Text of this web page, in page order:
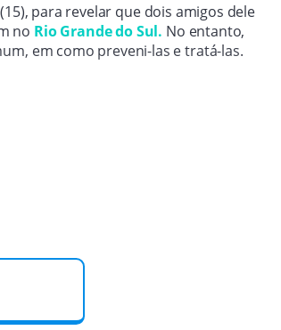
para revelar que dois amigos dele
no Rio Grande do Sul. No entanto,
em como preveni-las e tratá-las.